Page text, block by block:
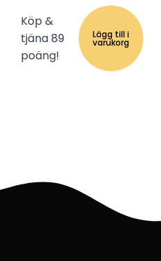
Köp &
tjäna 89
poäng!
Lägg till i
varukorg